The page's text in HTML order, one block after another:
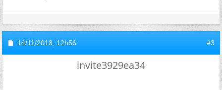
14/11/2018, 12h56 #3
invite3929ea34